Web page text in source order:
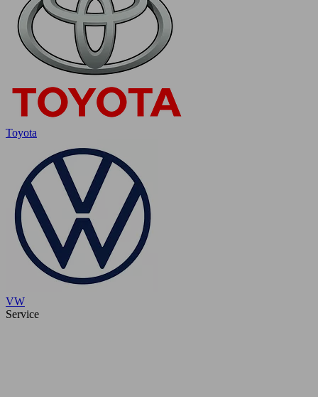
Toyota
VW
Service